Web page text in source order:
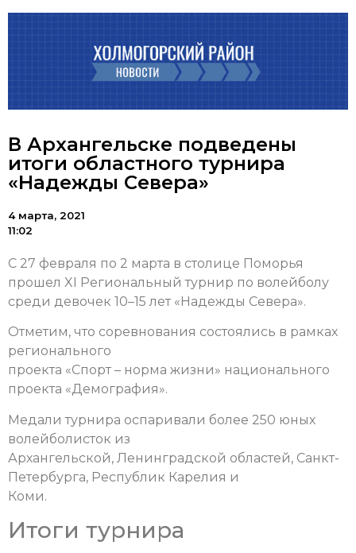
В Архангельске подведены
итоги областного турнира
«Надежды Севера»
4 марта, 2021
11:02
С 27 февраля по 2 марта в столице Поморья
прошел XI Региональный турнир по волейболу
среди девочек 10–15 лет «Надежды Севера».
Отметим, что соревнования состоялись в рамках
регионального
проекта «Спорт – норма жизни» национального
проекта «Демография».
Медали турнира оспаривали более 250 юных
волейболисток из
Архангельской, Ленинградской областей, Санкт-
Петербурга, Республик Карелия и
Коми.
Итоги турнира